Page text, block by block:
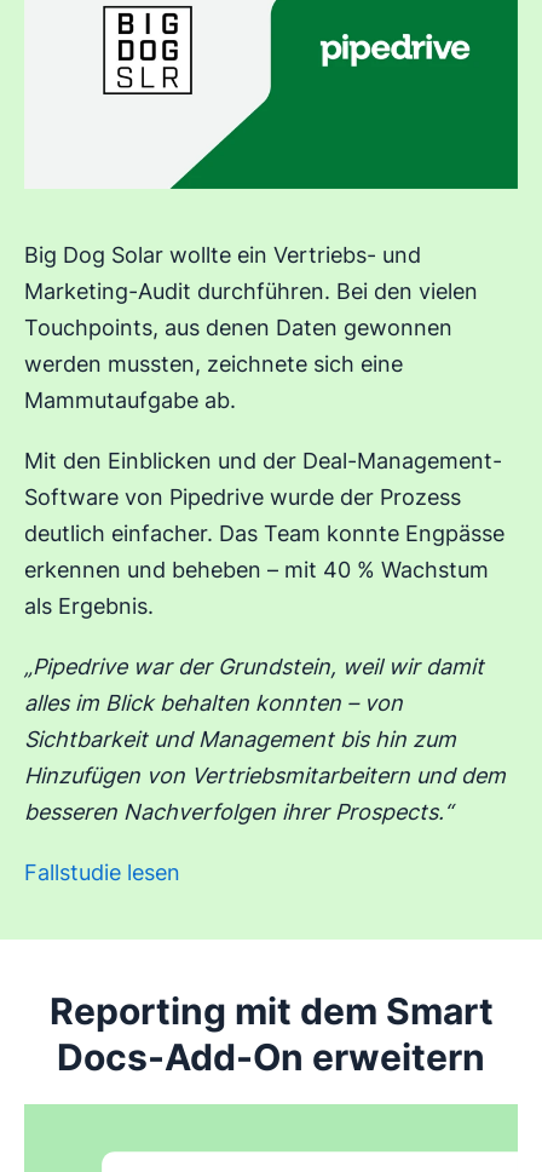
Big Dog Solar wollte ein Vertriebs- und
Marketing-Audit durchführen. Bei den vielen
Touchpoints, aus denen Daten gewonnen
werden mussten, zeichnete sich eine
Mammutaufgabe ab.
Mit den Einblicken und der Deal-Management-
Software von Pipedrive wurde der Prozess
deutlich einfacher. Das Team konnte Engpässe
erkennen und beheben – mit 40 % Wachstum
als Ergebnis.
„Pipedrive war der Grundstein, weil wir damit
alles im Blick behalten konnten – von
Sichtbarkeit und Management bis hin zum
Hinzufügen von Vertriebsmitarbeitern und dem
besseren Nachverfolgen ihrer Prospects.“
Fallstudie lesen
Reporting mit dem Smart
Docs-Add-On erweitern